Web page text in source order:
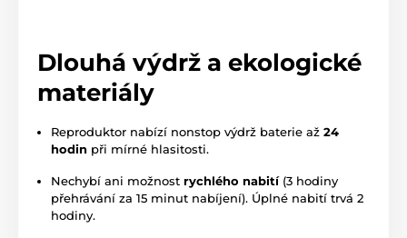
Dlouhá výdrž a ekologické
materiály
Reproduktor nabízí nonstop výdrž baterie až 24
hodin při mírné hlasitosti.
Nechybí ani možnost rychlého nabití(3 hodiny
přehrávání za 15 minut nabíjení). Úplné nabití trvá 2
hodiny.